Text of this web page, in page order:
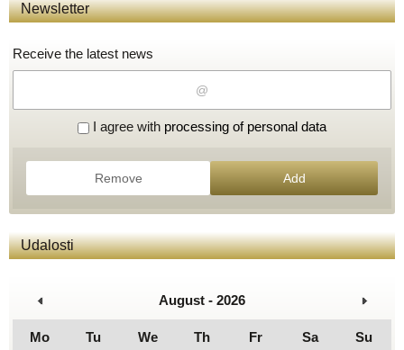
Newsletter
Receive the latest news
I agree with processing of personal data
Remove Add
Udalosti
August - 2026
Mo Tu We Th Fr Sa Su